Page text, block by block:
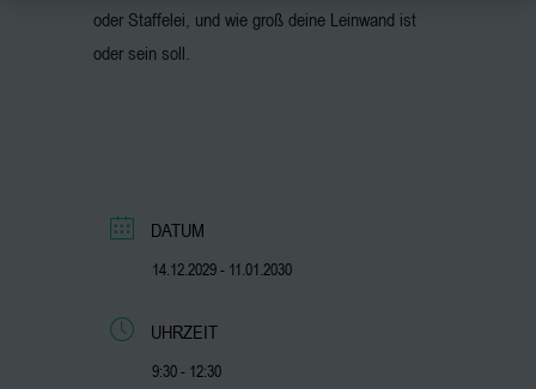
oder Staffelei, und wie groß deine Leinwand ist
oder sein soll.
DATUM
14.12.2029- 11.01.2030
UHRZEIT
9:30 - 12:30